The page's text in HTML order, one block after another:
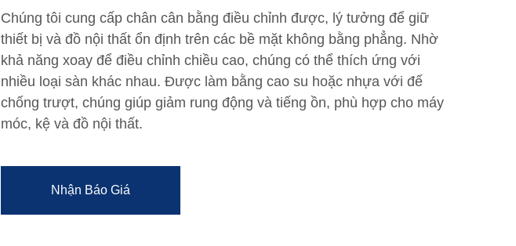
Chúng tôi cung cấp chân cân bằng điều chỉnh được, lý tưởng để giữ
thiết bị và đồ nội thất ổn định trên các bề mặt không bằng phẳng. Nhờ
khả năng xoay để điều chỉnh chiều cao, chúng có thể thích ứng với
nhiều loại sàn khác nhau. Được làm bằng cao su hoặc nhựa với đế
chống trượt, chúng giúp giảm rung động và tiếng ồn, phù hợp cho máy
móc, kệ và đồ nội thất.
Nhận Báo Giá